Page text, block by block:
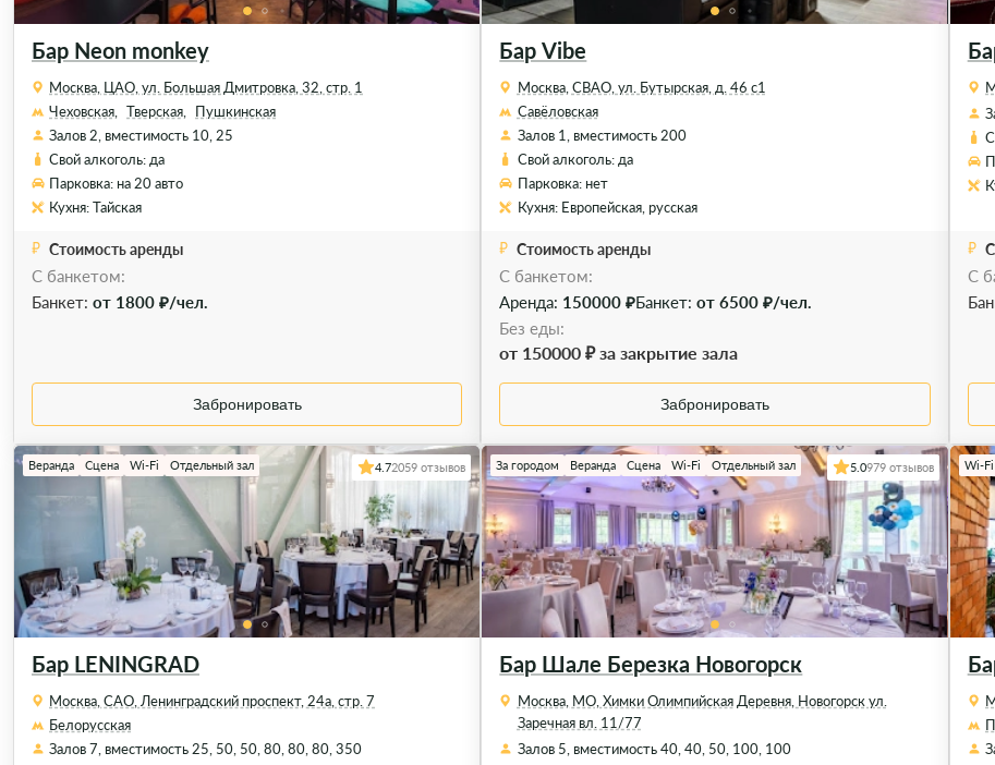
Бар Neon monkey
Москва, ЦАО, ул. Большая Дмитровка, 32, стр. 1
Чеховская,
Тверская,
Пушкинская
Залов 2, вместимость 10, 25
Свой алкоголь: да
Парковка: на 20 авто
Кухня: Тайская
Стоимость аренды
С банкетом:
Банкет: от 1800 ₽/чел.
Забронировать
Бар Vibe
Москва, СВАО, ул. Бутырская, д. 46 с1
Савёловская
Залов 1, вместимость 200
Свой алкоголь: да
Парковка: нет
Кухня: Европейская, русская
Стоимость аренды
C банкетом:
Аренда: 150000 ₽Банкет:от 6500 ₽/чел.
Без еды:
от 150000 ₽ за закрытие зала
Забронировать
С
Бар LENINGRAD
Веранда Сцена Wi-Fi Отдельный зал 4.72059 отзывов
Москва, САО, Ленинградский проспект, 24а, стр. 7
Белорусская
Залов 7, вместимость 25, 50, 50, 80, 80, 80, 350
Бар Шале Березка Новогорск
За городом Веранда Сцена Wi-Fi Отдельный зал 5.0979 отзывов
Москва, МО, Химки Олимпийская Деревня, Новогорск ул.
Заречная вл. 11/77
Залов 5, вместимость 40, 40, 50, 100, 100
Wi-Fi